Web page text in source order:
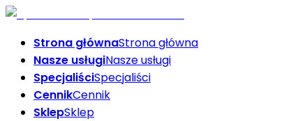
Strona głównaStrona główna
Nasze usługiNasze usługi
SpecjaliściSpecjaliści
CennikCennik
SklepSklep